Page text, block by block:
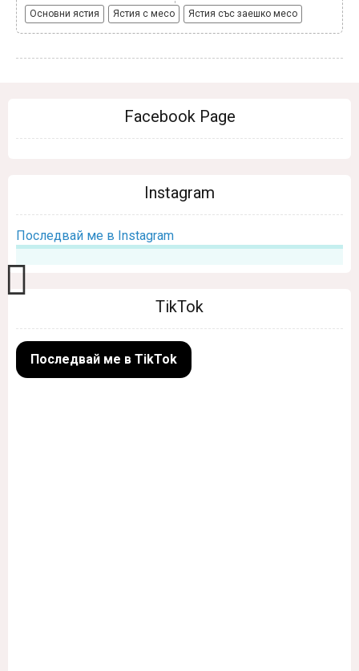
Основни ястия
Ястия с месо Ястия със заешко месо
Facebook Page
Instagram
Последвай ме в Instagram
TikTok
Последвай ме в TikTok